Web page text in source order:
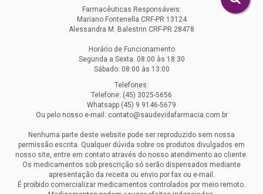
Farmacêuticas Responsáveis:
Mariano Fontenella CRF-PR 13124
Alessandra M. Balestrin CRF-PR 28478
Horário de Funcionamento
Segunda a Sexta: 08:00 às 18:30
Sábado: 08:00 às 13:00
Telefones:
Telefone: (45) 3025-5656
Whatsapp (45) 9 9146-5679
Ou pelo nosso e-mail: contato@saudevidafarmacia.com.br
Nenhuma parte deste website pode ser reproduzido sem nossa
permissão escrita. Qualquer dúvida sobre os produtos divulgados em
nosso site, entre em contato através do nosso atendimento ao cliente.
Os medicamentos sob prescrição só serão dispensados mediante
apresentação da receita ou envio por fax ou e-mail.
É proibido comercializar medicamentos controlados por meio remoto.